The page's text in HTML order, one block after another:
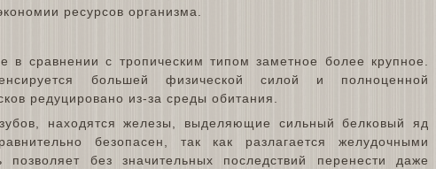
ресурсов организма.
в сравнении с тропическим типом заметное более крупное.
большей физической силой и полноценной
редуцировано из-за среды обитания.
находятся железы, выделяющие сильный белковый яд
безопасен, так как разлагается желудочными
без значительных последствий перенести даже